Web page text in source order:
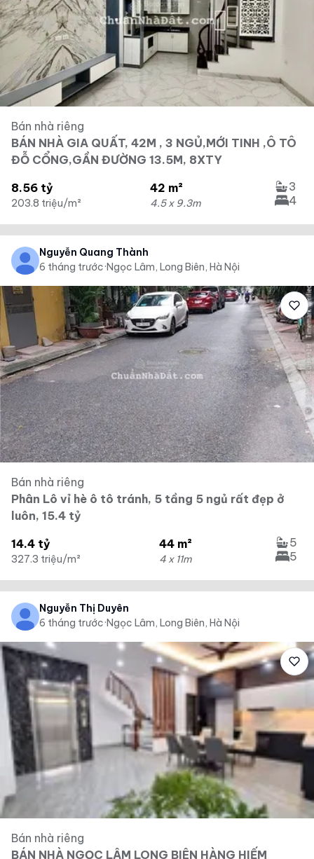
Bán nhà riêng
BÁN NHÀ GIA QUẤT, 42M , 3 NGỦ,MỚI TINH ,Ô TÔ
ĐỖ CỔNG,GẦN ĐƯỜNG 13.5M, 8XTY
8.56 tỷ
203.8 triệu/m²
42 m²
4.5 x 9.3m
3
4
Nguyễn Quang Thành
6 tháng trước·Ngọc Lâm, Long Biên, Hà Nội
Bán nhà riêng
Phân Lô vỉ hè ô tô tránh, 5 tầng 5 ngủ rất đẹp ở
luôn, 15.4 tỷ
14.4 tỷ
327.3 triệu/m²
44 m²
4 x 11m
5
5
Nguyễn Thị Duyên
6 tháng trước·Ngọc Lâm, Long Biên, Hà Nội
Bán nhà riêng
BÁN NHÀ NGỌC LÂM LONG BIÊN HÀNG HIẾM